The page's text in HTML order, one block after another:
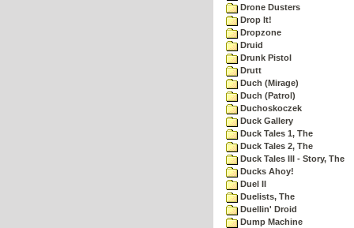
Drone Dusters
Drop It!
Dropzone
Druid
Drunk Pistol
Drutt
Duch (Mirage)
Duch (Patrol)
Duchoskoczek
Duck Gallery
Duck Tales 1, The
Duck Tales 2, The
Duck Tales III - Story, The
Ducks Ahoy!
Duel II
Duelists, The
Duellin' Droid
Dump Machine